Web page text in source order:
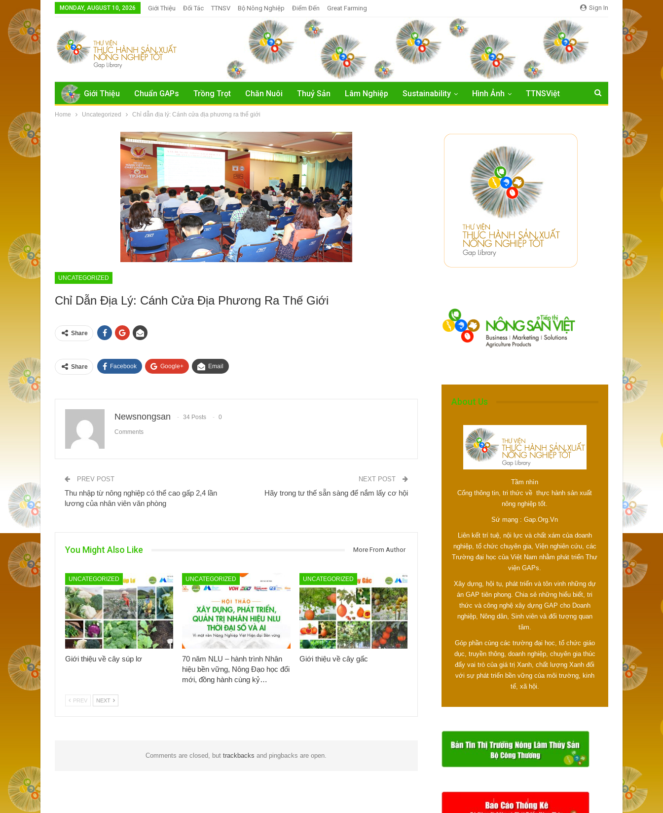
Sign In
MONDAY, AUGUST 10, 2026 Giới Thiệu Đối Tác TTNSV Bộ Nông Nghiệp Điểm Đến Great Farming
Giới Thiệu Chuẩn GAPs Trồng Trọt Chăn Nuôi Thuỷ Sản Lâm Nghiệp Sustainability Hình Ảnh TTNSViệt
Home Uncategorized Chỉ dẫn địa lý: Cánh cửa địa phương ra thế giới
UNCATEGORIZED
Chỉ Dẫn Địa Lý: Cánh Cửa Địa Phương Ra Thế Giới
Share
Share Facebook Google+ Email
Newsnongsan 34 Posts 0
Comments
PREV POST
Thu nhập từ nông nghiệp có thể cao gấp 2,4 lần
lương của nhân viên văn phòng
NEXT POST
Hãy trong tư thế sẵn sàng để nắm lấy cơ hội
You Might Also Like More From Author
UNCATEGORIZED
Giới thiệu về cây súp lơ
UNCATEGORIZED
70 năm NLU – hành trình Nhân
hiệu bền vững, Nông Đạo học đổi
mới, đồng hành cùng kỷ…
UNCATEGORIZED
Giới thiệu về cây gấc
PREV NEXT
Comments are closed, buttrackbacks and pingbacks are open.
About Us
Tầm nhìn
Cổng thông tin, tri thức về thực hành sản xuất
nông nghiệp tốt.
Sứ mạng : Gap.Org.Vn
Liên kết trí tuệ, nội lực và chất xám của doanh
nghiệp, tổ chức chuyên gia, Viện nghiên cứu, các
Trường đại học của Việt Nam nhằm phát triển Thư
viện GAPs.
Xây dựng, hội tụ, phát triển và tôn vinh những dự
án GAP tiên phong. Chia sẻ những hiểu biết, tri
thức và công nghệ xây dựng GAP cho Doanh
nghiệp, Nông dân, Sinh viên và đối tượng quan
tâm.
Góp phần cùng các trường đại học, tổ chức giáo
dục, truyền thông, doanh nghiệp, chuyên gia thúc
đẩy vai trò của giá trị Xanh, chất lượng Xanh đối
với sự phát triển bền vững của môi trường, kinh
tế, xã hội.